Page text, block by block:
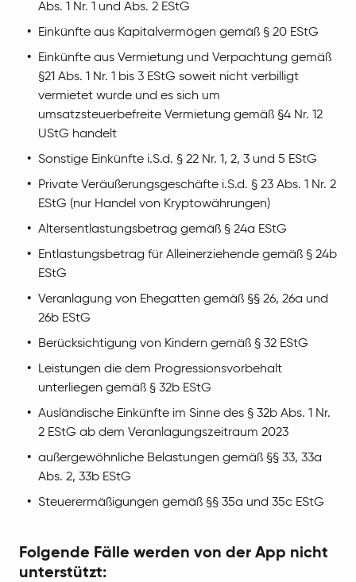
Abs. 1 Nr. 1 und Abs. 2 EStG
Einkünfte aus Kapitalvermögen gemäß § 20 EStG
Einkünfte aus Vermietung und Verpachtung gemäß
§21 Abs. 1 Nr. 1 bis 3 EStG soweit nicht verbilligt
vermietet wurde und es sich um
umsatzsteuerbefreite Vermietung gemäß §4 Nr. 12
UStG handelt
Sonstige Einkünfte i.S.d. § 22 Nr. 1, 2, 3 und 5 EStG
Private Veräußerungsgeschäfte i.S.d. § 23 Abs. 1 Nr. 2
EStG (nur Handel von Kryptowährungen)
Altersentlastungsbetrag gemäß § 24a EStG
Entlastungsbetrag für Alleinerziehende gemäß § 24b
EStG
Veranlagung von Ehegatten gemäß §§ 26, 26a und
26b EStG
Berücksichtigung von Kindern gemäß § 32 EStG
Leistungen die dem Progressionsvorbehalt
unterliegen gemäß § 32b EStG
Ausländische Einkünfte im Sinne des § 32b Abs. 1 Nr.
2 EStG ab dem Veranlagungszeitraum 2023
außergewöhnliche Belastungen gemäß §§ 33, 33a
Abs. 2, 33b EStG
Steuerermäßigungen gemäß §§ 35a und 35c EStG
Folgende Fälle werden von der App nicht
unterstützt: